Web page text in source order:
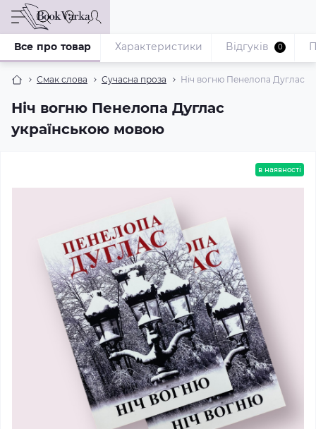
Смак слова Сучасна проза Ніч вогню Пенелопа Дуглас
Ніч вогню Пенелопа Дуглас
українською мовою
Все про товар Характеристики Відгуків 0
в наявності